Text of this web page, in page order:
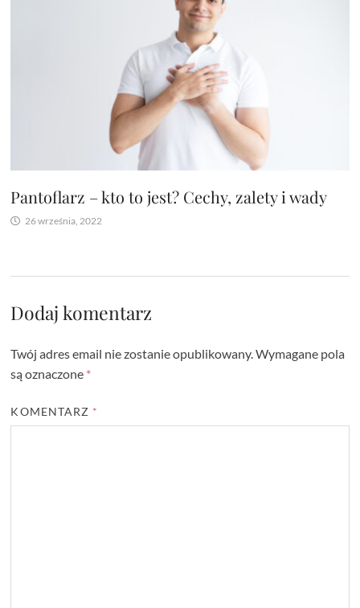
Pantoflarz – kto to jest? Cechy, zalety i wady
26 września, 2022
Dodaj komentarz
Twój adres email nie zostanie opublikowany. Wymagane pola
są oznaczone *
KOMENTARZ *